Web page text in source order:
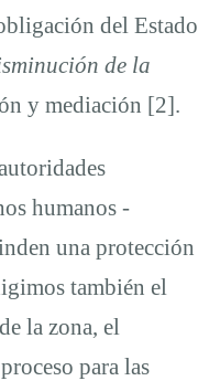
del Estado
de la
y mediación [2].
humanos -
una protección
también el
la zona, el
para las